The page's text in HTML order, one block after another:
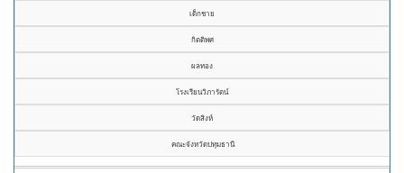
เด็กชาย
กิตติพศ
ผลทอง
โรงเรียนวิภารัตน์
วัดสิงห์
คณะจังหวัดปทุมธานี